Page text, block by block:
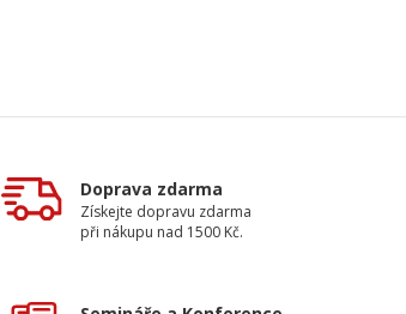
Doprava zdarma
Získejte dopravu zdarma
při nákupu nad 1500 Kč.